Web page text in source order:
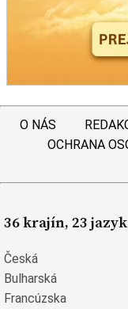
O NÁS
OCHRANA
36 krajín, 23
Česká
Bulharská
Francúzska